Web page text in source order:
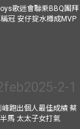
歌迷會聯乘BBQ團拜
冠 安仔掟水樽成MVP
跑出個人最佳成績 蔡
馬 太太子女打氣